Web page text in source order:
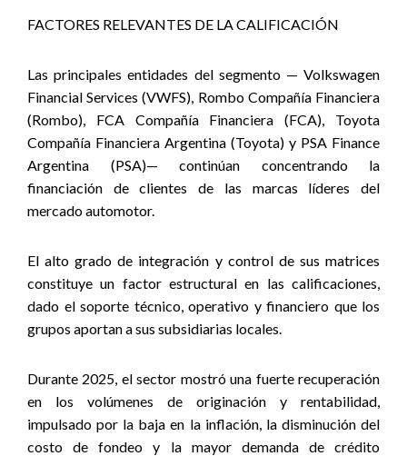
FACTORES RELEVANTES DE LA CALIFICACIÓN
Las principales entidades del segmento — Volkswagen
Financial Services (VWFS), Rombo Compañía Financiera
(Rombo), FCA Compañía Financiera (FCA), Toyota
Compañía Financiera Argentina (Toyota) y PSA Finance
Argentina (PSA)— continúan concentrando la
financiación de clientes de las marcas líderes del
mercado automotor.
El alto grado de integración y control de sus matrices
constituye un factor estructural en las calificaciones,
dado el soporte técnico, operativo y financiero que los
grupos aportan a sus subsidiarias locales.
Durante 2025, el sector mostró una fuerte recuperación
en los volúmenes de originación y rentabilidad,
impulsado por la baja en la inflación, la disminución del
costo de fondeo y la mayor demanda de crédito